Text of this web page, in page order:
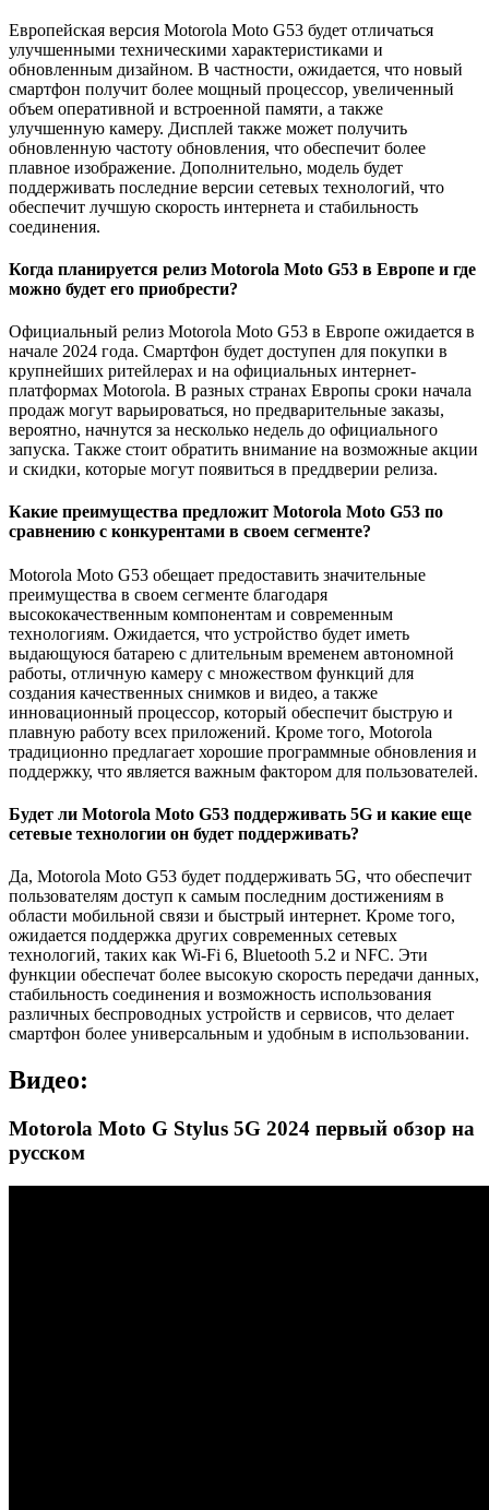
Европейская версия Motorola Moto G53 будет отличаться
улучшенными техническими характеристиками и
обновленным дизайном. В частности, ожидается, что новый
смартфон получит более мощный процессор, увеличенный
объем оперативной и встроенной памяти, а также
улучшенную камеру. Дисплей также может получить
обновленную частоту обновления, что обеспечит более
плавное изображение. Дополнительно, модель будет
поддерживать последние версии сетевых технологий, что
обеспечит лучшую скорость интернета и стабильность
соединения.
Когда планируется релиз Motorola Moto G53 в Европе и где
можно будет его приобрести?
Официальный релиз Motorola Moto G53 в Европе ожидается в
начале 2024 года. Смартфон будет доступен для покупки в
крупнейших ритейлерах и на официальных интернет-
платформах Motorola. В разных странах Европы сроки начала
продаж могут варьироваться, но предварительные заказы,
вероятно, начнутся за несколько недель до официального
запуска. Также стоит обратить внимание на возможные акции
и скидки, которые могут появиться в преддверии релиза.
Какие преимущества предложит Motorola Moto G53 по
сравнению с конкурентами в своем сегменте?
Motorola Moto G53 обещает предоставить значительные
преимущества в своем сегменте благодаря
высококачественным компонентам и современным
технологиям. Ожидается, что устройство будет иметь
выдающуюся батарею с длительным временем автономной
работы, отличную камеру с множеством функций для
создания качественных снимков и видео, а также
инновационный процессор, который обеспечит быструю и
плавную работу всех приложений. Кроме того, Motorola
традиционно предлагает хорошие программные обновления и
поддержку, что является важным фактором для пользователей.
Будет ли Motorola Moto G53 поддерживать 5G и какие еще
сетевые технологии он будет поддерживать?
Да, Motorola Moto G53 будет поддерживать 5G, что обеспечит
пользователям доступ к самым последним достижениям в
области мобильной связи и быстрый интернет. Кроме того,
ожидается поддержка других современных сетевых
технологий, таких как Wi-Fi 6, Bluetooth 5.2 и NFC. Эти
функции обеспечат более высокую скорость передачи данных,
стабильность соединения и возможность использования
различных беспроводных устройств и сервисов, что делает
смартфон более универсальным и удобным в использовании.
Видео:
Motorola Moto G Stylus 5G 2024 первый обзор на
русском